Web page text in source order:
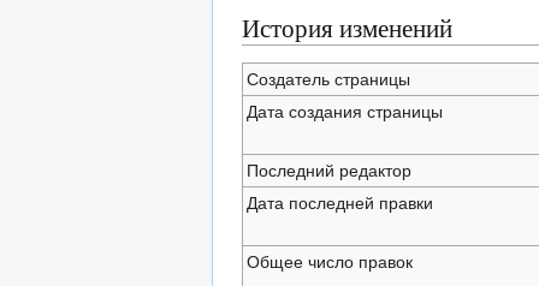
История изменений
Создатель страницы
Дата создания страницы
Последний редактор
Дата последней правки
Общее число правок